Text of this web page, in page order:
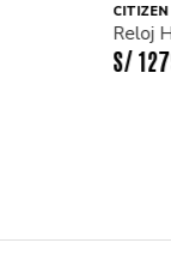
CITIZEN
Reloj
S/